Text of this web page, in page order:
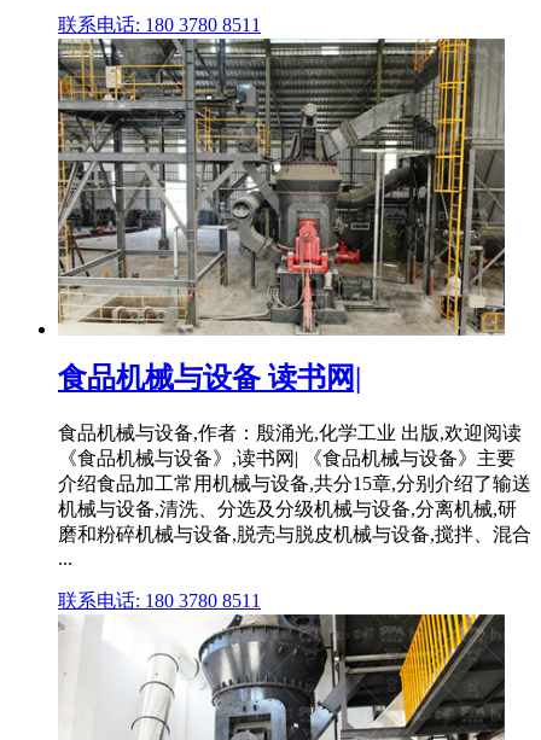
联系电话: 180 3780 8511
食品机械与设备 读书网|
食品机械与设备,作者：殷涌光,化学工业 出版,欢迎阅读
《食品机械与设备》,读书网| 《食品机械与设备》主要
介绍食品加工常用机械与设备,共分15章,分别介绍了输送
机械与设备,清洗、分选及分级机械与设备,分离机械,研
磨和粉碎机械与设备,脱壳与脱皮机械与设备,搅拌、混合
...
联系电话: 180 3780 8511